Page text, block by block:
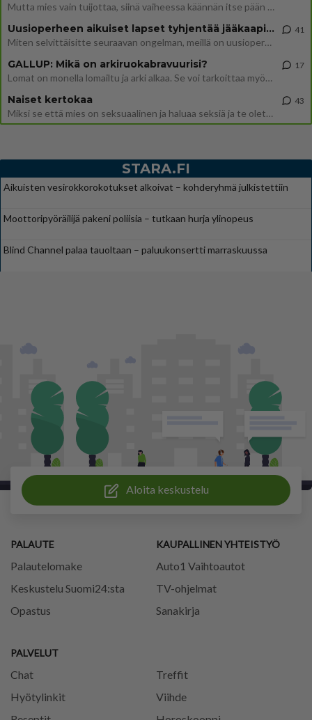
Mutta mies vain tuijottaa, siinä vaiheessa käännän itse pään pois. Mikä juttu? Yleensä jos joku tuijottaa tai katsoo, hä
Uusioperheen aikuiset lapset tyhjentää jääkaapin käydessään
Miten selvittäisitte seuraavan ongelman, meillä on uusioperhe, minulla teini-ikäiset lapset ja puolisolla aikuiset, jotk
41
GALLUP: Mikä on arkiruokabravuurisi?
Lomat on monella lomailtu ja arki alkaa. Se voi tarkoittaa myös sitä, että grillailut on grillattu ja palataan arjen ruo
17
Naiset kertokaa
Miksi se että mies on seksuaalinen ja haluaa seksiä ja te olette hänen mielestänne haluttava on vastenmielistä? Mikä sii
43
STARA.FI
Aikuisten vesirokkorokotukset alkoivat – kohderyhmä julkistettiin
Moottoripyöräilijä pakeni poliisia – tutkaan hurja ylinopeus
Blind Channel palaa tauoltaan – paluukonsertti marraskuussa
Aloita keskustelu
PALAUTE
Palautelomake
Keskustelu Suomi24:sta
Opastus
PALVELUT
Chat
Treffit
Hyötylinkit
Viihde
KAUPALLINEN YHTEISTYÖ
Auto1 Vaihtoautot
TV-ohjelmat
Sanakirja